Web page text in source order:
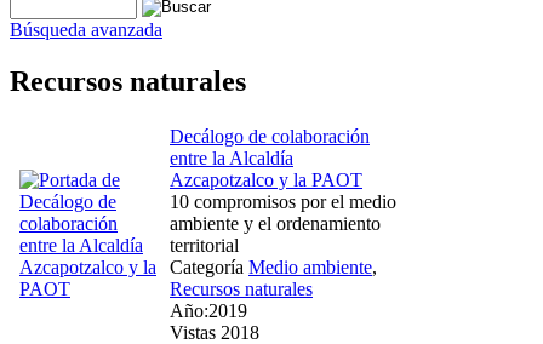
Búsqueda avanzada
Recursos naturales
Decálogo de colaboración
entre la Alcaldía
Azcapotzalco y la PAOT
10 compromisos por el medio
ambiente y el ordenamiento
territorial
Categoría Medio ambiente,
Recursos naturales
Año:2019
Vistas 2018